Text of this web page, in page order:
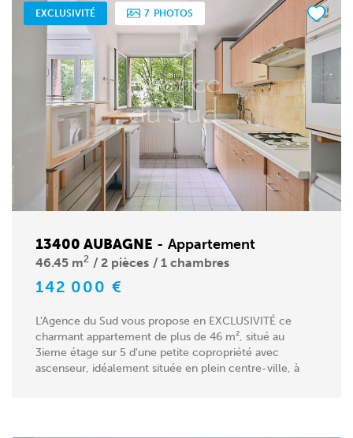
EXCLUSIVITÉ 7 PHOTOS
13400 AUBAGNE - Appartement
46.45 m2 2 pièces 1 chambres
142 000 €
L'Agence du Sud vous propose en EXCLUSIVITÉ ce
charmant appartement de plus de 46 m², situé au
3ieme étage sur 5 d'une petite copropriété avec
ascenseur, idéalement située en plein centre-ville, à